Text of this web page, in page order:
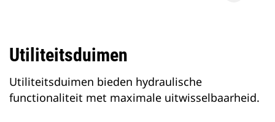
Utiliteitsduimen
Utiliteitsduimen bieden hydraulische
functionaliteit met maximale uitwisselbaarheid.